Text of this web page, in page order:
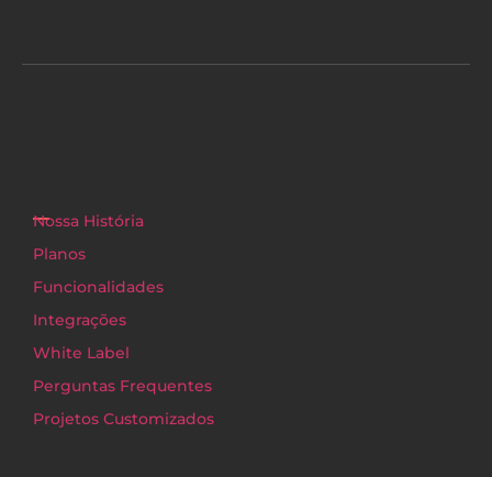
Nossa História
Planos
Funcionalidades
Integrações
White Label
Perguntas Frequentes
Projetos Customizados